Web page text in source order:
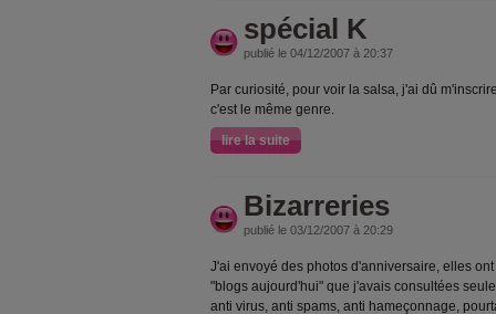
spécial K
publié le 04/12/2007 à 20:37
Par curiosité, pour voir la salsa, j'ai dû
c'est le même genre.
lire la suite
Bizarreries
publié le 03/12/2007 à 20:29
J'ai envoyé des photos d'anniversaire, elles
"blogs aujourd'hui" que j'avais consultées
anti virus, anti spams, anti hameçonnage,